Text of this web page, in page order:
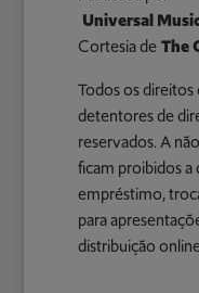
Universal
Cortesia deThe
Todos os
detentores de
reservados. A
ficam proibidos a
empréstimo,
para
distribuição